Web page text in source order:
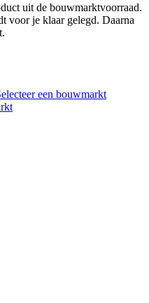
uit de bouwmarktvoorraad.
voor je klaar gelegd. Daarna
een bouwmarkt